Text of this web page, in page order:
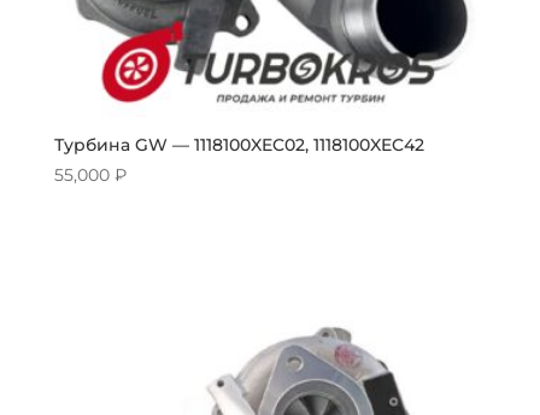
Турбина GW — 1118100XEC02, 1118100XEC42
55,000 ₽